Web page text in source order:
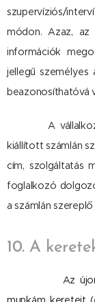
szupervíziós/
módon. Azaz, az
információk
jellegű
beazonosíthatóvá
A
kiállított számlán
cím, szolgáltatás
foglalkozó
a számlán
10. A
Az újonnan